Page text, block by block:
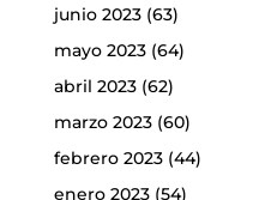
junio 2023(63)
mayo 2023(64)
abril 2023(62)
marzo 2023(60)
febrero 2023(44)
enero 2023(54)